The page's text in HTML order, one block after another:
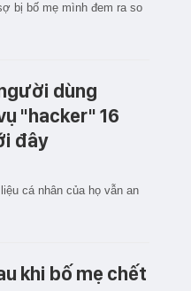
bị bố mẹ mình đem ra so
dùng
"hacker" 16
đây
cá nhân của họ vẫn an
khi bố mẹ chết